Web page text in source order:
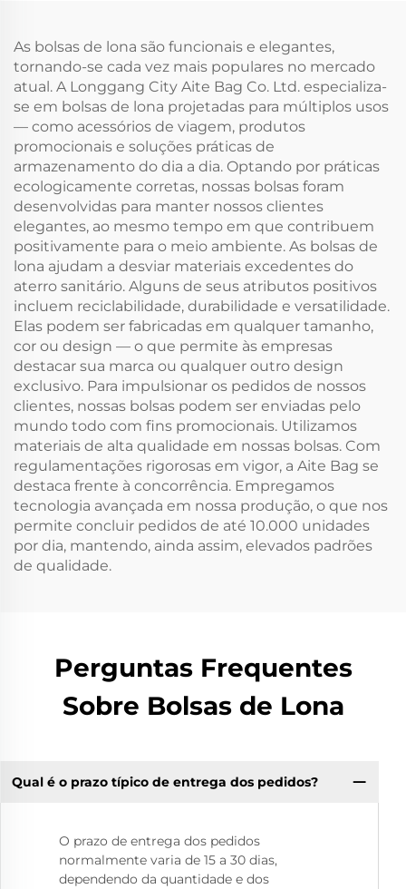
para Compras,
Esportivos
Presente
As bolsas de lona são funcionais e elegantes,
tornando-se cada vez mais populares no mercado
atual. A Longgang City Aite Bag Co. Ltd. especializa-
se em bolsas de lona projetadas para múltiplos usos
— como acessórios de viagem, produtos
promocionais e soluções práticas de
armazenamento do dia a dia. Optando por práticas
ecologicamente corretas, nossas bolsas foram
desenvolvidas para manter nossos clientes
elegantes, ao mesmo tempo em que contribuem
positivamente para o meio ambiente. As bolsas de
lona ajudam a desviar materiais excedentes do
aterro sanitário. Alguns de seus atributos positivos
incluem reciclabilidade, durabilidade e versatilidade.
Elas podem ser fabricadas em qualquer tamanho,
cor ou design — o que permite às empresas
destacar sua marca ou qualquer outro design
exclusivo. Para impulsionar os pedidos de nossos
clientes, nossas bolsas podem ser enviadas pelo
mundo todo com fins promocionais. Utilizamos
materiais de alta qualidade em nossas bolsas. Com
regulamentações rigorosas em vigor, a Aite Bag se
destaca frente à concorrência. Empregamos
tecnologia avançada em nossa produção, o que nos
permite concluir pedidos de até 10.000 unidades
por dia, mantendo, ainda assim, elevados padrões
de qualidade.
Perguntas Frequentes
Sobre Bolsas de Lona
Qual é o prazo típico de entrega dos pedidos?
O prazo de entrega dos pedidos
normalmente varia de 15 a 30 dias,
dependendo da quantidade e dos